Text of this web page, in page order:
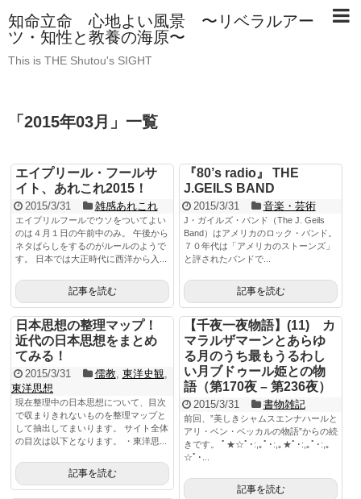
知命立命 心地よい風景 〜リベラルアー
ツ・知性と教養の海原〜
This is THE Shutou's SIGHT
「 2015年03月 」 一覧
エイプリール・フールサ
イト、あれこれ2015！
2015/3/31 雑感あれこれ
エイプリルフールでウソをついてよい
のは４月１日の午前中のみ。 午後から
ネタばらしをするのがルールのようで
す。 日本では大正時代に西洋から入...
記事を読む
『80’s radio』 THE
J.GEILS BAND
2015/3/31 音楽・芸術
J・ガイルズ・バンド（The J. Geils
Band）はアメリカのロック・バンド。
７０年代は「アメリカのストーンズ」
と評されたバンドで...
記事を読む
日本思想の整理マップ！
近代の日本思想をまとめ
てみる！
2015/3/31 儒教, 東洋史観
東洋思想
現在整理中の日本思想について、目次
で収まりきれないものを整理マップと
して抽出してまいります。 サイト全体
の目次は以下となります。 ・東洋思...
記事を読む
【千夜一夜物語】(11) カ
マラルザマーンとあらゆ
る月のうち最もうるわし
い月ブドゥール姫との物
語（第170夜 – 第236夜）
2015/3/31 書物雑記
前回、”美しきシャムスエンナハールと
アリ・ベン・ベッカルの物語”からの続
きです。 ﾟ★☆ﾟ･:,｡ﾟ･:,｡★ﾟ･:,｡ﾟ･:,｡
☆ﾟ･...
記事を読む